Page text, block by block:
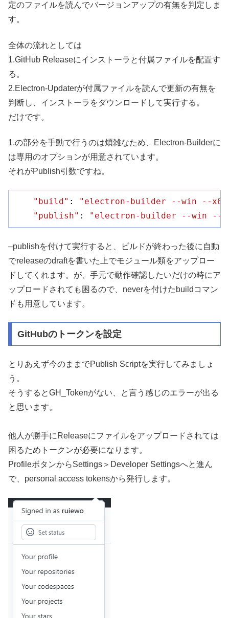
定のファイルを読んでバージョンアップの有無を判定しま
す。
全体の流れとしては
1.GitHub Releaseにインストーラと付属ファイルを配置す
る。
2.Electron-Updaterが付属ファイルを読んで更新の有無を
判断し、インストーラをダウンロードして実行する。
だけです。
1.の部分を手動で行うのは煩雑なため、Electron-Builderに
は専用のオプションが用意されています。
それがPublish引数ですね。
"build" :
"electron-builder --win --
"publish" : "electron-builder --win --
–publishを付けて実行すると、ビルドが終わった後に自動
でreleaseのdraftを書いた上でモジュール類をアップロー
ドしてくれます。が、手元で動作確認したいだけの時にア
ップロードされても困るので、neverを付けたbuildコマン
ドも用意しています。
GitHubのトークンを設定
とりあえず今のままでPublish Scriptを実行してみましょ
う。
そうするとGH_Tokenがない、と言う感じのエラーが出る
と思います。
他人が勝手にReleaseにファイルをアップロードされては
困るためトークンが必要になります。
ProfileボタンからSettings＞Developer Settingsへと進ん
で、personal access tokensから発行します。